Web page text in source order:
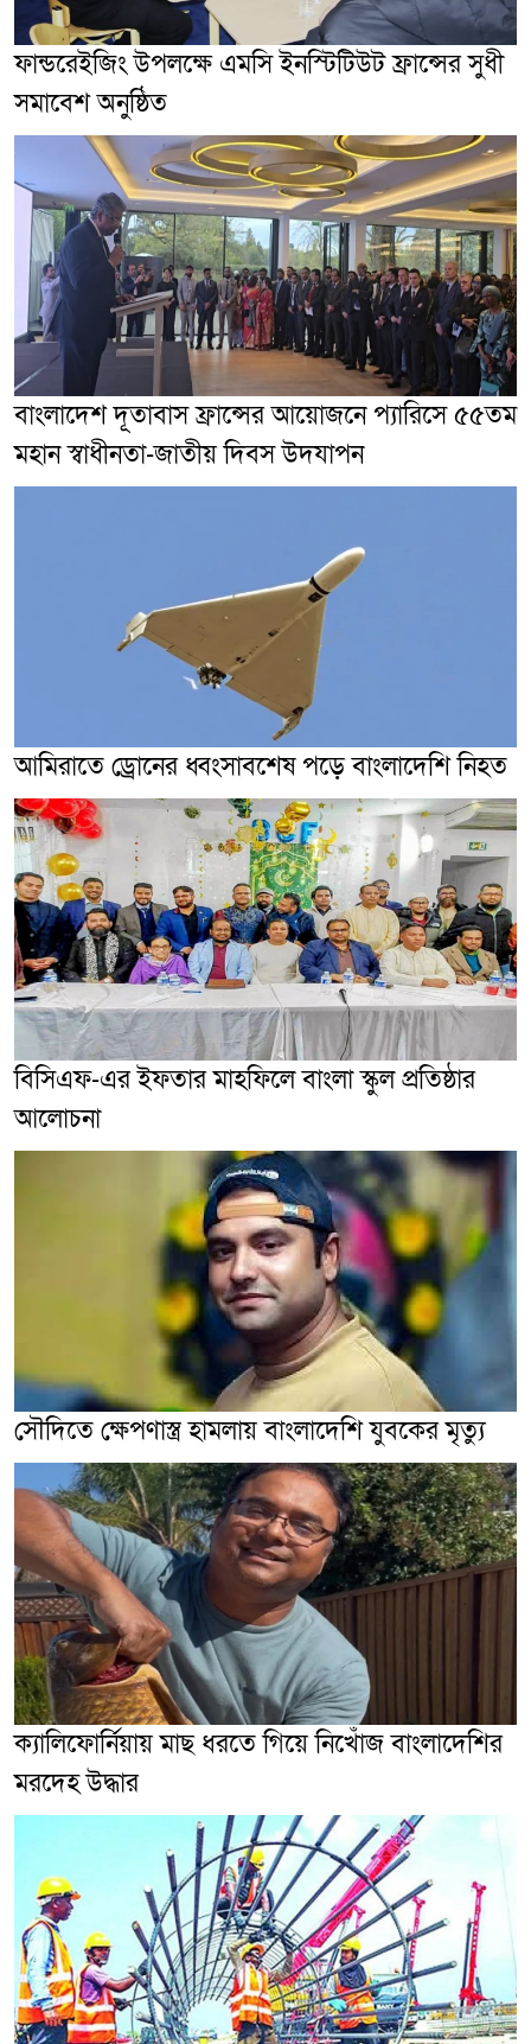
ফান্ডরেইজিং উপলক্ষে এমসি ইনস্টিটিউট ফ্রান্সের সুধী
সমাবেশ অনুষ্ঠিত
বাংলাদেশ দূতাবাস ফ্রান্সের আয়োজনে প্যারিসে ৫৫তম
মহান স্বাধীনতা-জাতীয় দিবস উদযাপন
আমিরাতে ড্রোনের ধ্বংসাবশেষ পড়ে বাংলাদেশি নিহত
বিসিএফ-এর ইফতার মাহফিলে বাংলা স্কুল প্রতিষ্ঠার
আলোচনা
সৌদিতে ক্ষেপণাস্ত্র হামলায় বাংলাদেশি যুবকের মৃত্যু
ক্যালিফোর্নিয়ায় মাছ ধরতে গিয়ে নিখোঁজ বাংলাদেশির
মরদেহ উদ্ধার